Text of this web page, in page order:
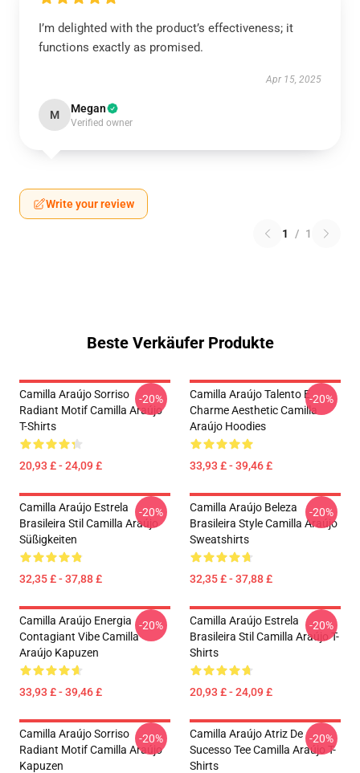
I’m delighted with the product’s effectiveness; it
functions exactly as promised.
Apr 15, 2025
M Megan
Verified owner
Write your review
1 / 1
Beste Verkäufer Produkte
Camilla Araújo Sorriso
Radiant Motif Camilla Araújo
T-Shirts
20,93 £ - 24,09 £
-20%
Camilla Araújo Talento E
Charme Aesthetic Camilla
Araújo Hoodies
33,93 £ - 39,46 £
-20%
Camilla Araújo Estrela
Brasileira Stil Camilla Araújo
Süßigkeiten
32,35 £ - 37,88 £
-20%
Camilla Araújo Beleza
Brasileira Style Camilla Araújo
Sweatshirts
32,35 £ - 37,88 £
-20%
Camilla Araújo Energia
Contagiant Vibe Camilla
Araújo Kapuzen
33,93 £ - 39,46 £
-20%
Camilla Araújo Estrela
Brasileira Stil Camilla Araújo T-
Shirts
20,93 £ - 24,09 £
-20%
Camilla Araújo Sorriso
Radiant Motif Camilla Araújo
Kapuzen
-20%
Camilla Araújo Atriz De
Sucesso Tee Camilla Araújo T-
Shirts
-20%